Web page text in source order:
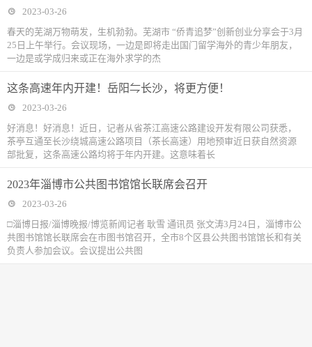
2023-03-26
春天的芜湖万物萌发，生机勃勃。芜湖市 “侨青追梦”创新创业分享会于3月
25日上午举行。会议现场，一边是即将走出国门留学海外的青少年朋友，
一边是或学成归来或正在海外求学的杰
这条高速年内开建！岳阳⇋长沙，将更方便！
2023-03-26
好消息！好消息！近日，记者从省茶江高速公路建设开发有限公司获悉，
茶亭互通至长沙绕城高速公路项目（茶长高速）用地预审近日获自然资源
部批复，这条高速公路均将于年内开建。这意味着长
2023年淄博市公共图书馆馆长联席会召开
2023-03-26
□淄博日报/淄博晚报/博览新闻记者 耿雪 通讯员 张文涛3月24日，淄博市公
共图书馆馆长联席会在市图书馆召开，全市8个区县公共图书馆馆长和有关
负责人参加会议。会议提出公共图